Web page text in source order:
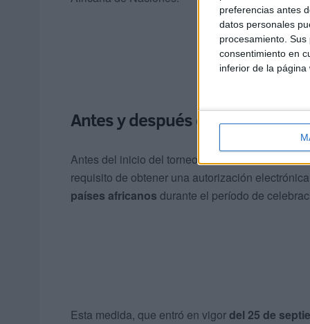
preferencias antes
datos personales
procesamiento.
consentimiento en
inferior de la página
Antes y después de la
Antes del inicio del torneo, el 21 de diciembre
requisito de obtener una autorización
países africanos durante el período de
Esta medida, que entró en vigordel 25 de